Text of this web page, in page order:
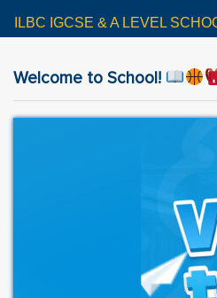
Welcome to School!
ILBC IGCSE & A LEVEL